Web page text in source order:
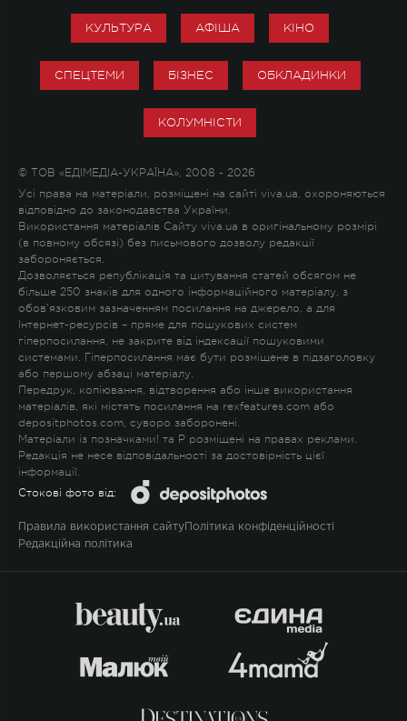
КУЛЬТУРА АФІША КІНО
СПЕЦТЕМИ БІЗНЕС ОБКЛАДИНКИ
КОЛУМНІСТИ
© ТОВ «ЕДІМЕДІА-УКРАЇНА», 2008 - 2026
Усі права на матеріали, розміщені на сайті viva.ua, охороняються
відповідно до законодавства України.
Використання матеріалів Сайту viva.ua в оригінальному розмірі
(в повному обсязі) без письмового дозволу редакції
забороняється.
Дозволяється републікація та цитування статей обсягом не
більше 250 знаків для одного інформаційного матеріалу, з
обов'язковим зазначенням посилання на джерело, а для
Інтернет-ресурсів – пряме для пошукових систем
гіперпосилання, не закрите від індексації пошуковими
системами. Гіперпосилання має бути розміщене в підзаголовку
або першому абзаці матеріалу.
Передрук, копіювання, відтворення або інше використання
матеріалів, які містять посилання на rexfeatures.com або
depositphotos.com, суворо заборонені.
Матеріали із позначками! та P розміщені на правах реклами.
Редакція не несе відповідальності за достовірність цієї
інформації.
Стокові фото від:
Правила використання сайту Політика конфіденційності
Редакційна політика